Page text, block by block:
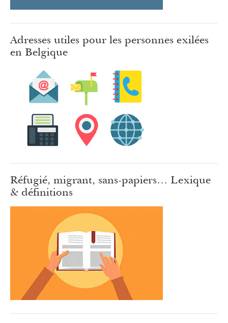
Adresses utiles pour les personnes exilées
en Belgique
Réfugié, migrant, sans-papiers… Lexique
& définitions